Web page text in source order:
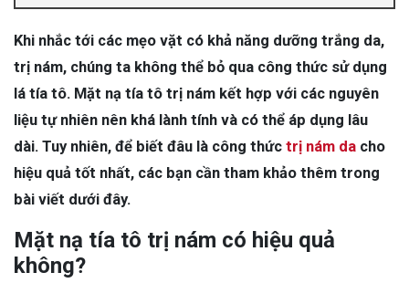
Khi nhắc tới các mẹo vặt có khả năng dưỡng trắng da,
trị nám, chúng ta không thể bỏ qua công thức sử dụng
lá tía tô. Mặt nạ tía tô trị nám kết hợp với các nguyên
liệu tự nhiên nên khá lành tính và có thể áp dụng lâu
dài. Tuy nhiên, để biết đâu là công thức trị nám da cho
hiệu quả tốt nhất, các bạn cần tham khảo thêm trong
bài viết dưới đây.
Mặt nạ tía tô trị nám có hiệu quả
không?